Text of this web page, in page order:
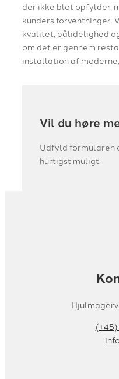
der ikke blot opfylder,
kunders forventninger.
kvalitet, pålidelighed
om det er gennem
installation af
Vil du høre
Udfyld formularen
hurtigst muligt.